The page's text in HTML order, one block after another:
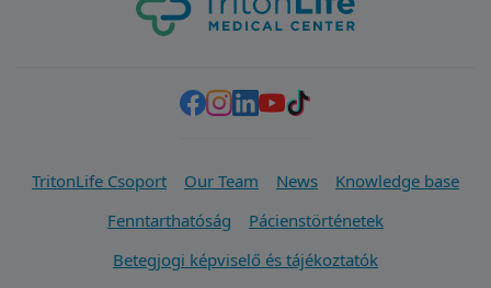
TritonLife Csoport Our Team News
Knowledge base
Fenntarthatóság
Pácienstörténetek
Betegjogi képviselő és tájékoztatók